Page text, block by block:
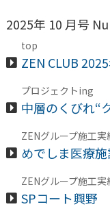
2025年 10 月号
top
ZEN CLUB
プロジェクトing
中層のくびれ“
ZENグループ施工実
めでしま医療
ZENグループ施工実
SPコート興野